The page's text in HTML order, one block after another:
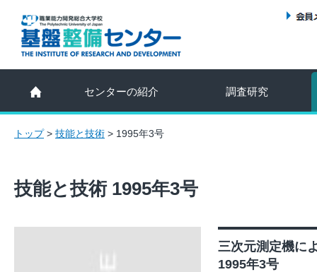
センターの紹介 調査研究
トップ> 技能と技術 > 1995年3号
技能と技術 1995年3号
三次元測定機に
1995年3号